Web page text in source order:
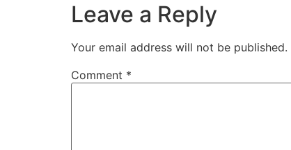
Leave a Reply
Your email address will not be published.
Comment *